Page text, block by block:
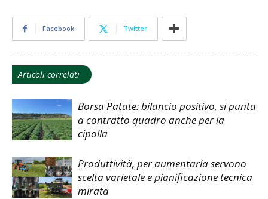
Facebook Twitter
Articoli correlati
Borsa Patate: bilancio positivo, si punta
a contratto quadro anche per la
cipolla
Produttività, per aumentarla servono
scelta varietale e pianificazione tecnica
mirata